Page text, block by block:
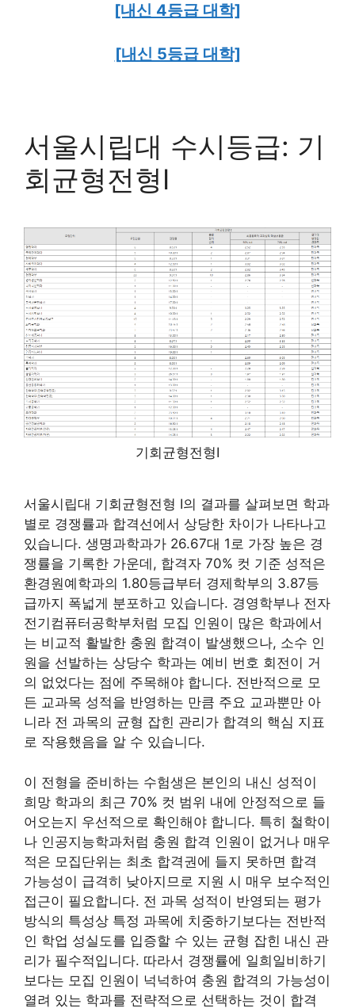
[내신 4등급 대학]
[내신 5등급 대학]
서울시립대 수시등급: 기
회균형전형Ⅰ
기회균형전형Ⅰ
서울시립대 기회균형전형 I의 결과를 살펴보면 학과
별로 경쟁률과 합격선에서 상당한 차이가 나타나고
있습니다. 생명과학과가 26.67대 1로 가장 높은 경
쟁률을 기록한 가운데, 합격자 70% 컷 기준 성적은
환경원예학과의 1.80등급부터 경제학부의 3.87등
급까지 폭넓게 분포하고 있습니다. 경영학부나 전자
전기컴퓨터공학부처럼 모집 인원이 많은 학과에서
는 비교적 활발한 충원 합격이 발생했으나, 소수 인
원을 선발하는 상당수 학과는 예비 번호 회전이 거
의 없었다는 점에 주목해야 합니다. 전반적으로 모
든 교과목 성적을 반영하는 만큼 주요 교과뿐만 아
니라 전 과목의 균형 잡힌 관리가 합격의 핵심 지표
로 작용했음을 알 수 있습니다.
이 전형을 준비하는 수험생은 본인의 내신 성적이
희망 학과의 최근 70% 컷 범위 내에 안정적으로 들
어오는지 우선적으로 확인해야 합니다. 특히 철학이
나 인공지능학과처럼 충원 합격 인원이 없거나 매우
적은 모집단위는 최초 합격권에 들지 못하면 합격
가능성이 급격히 낮아지므로 지원 시 매우 보수적인
접근이 필요합니다. 전 과목 성적이 반영되는 평가
방식의 특성상 특정 과목에 치중하기보다는 전반적
인 학업 성실도를 입증할 수 있는 균형 잡힌 내신 관
리가 필수적입니다. 따라서 경쟁률에 일희일비하기
보다는 모집 인원이 넉넉하여 충원 합격의 가능성이
열려 있는 학과를 전략적으로 선택하는 것이 합격